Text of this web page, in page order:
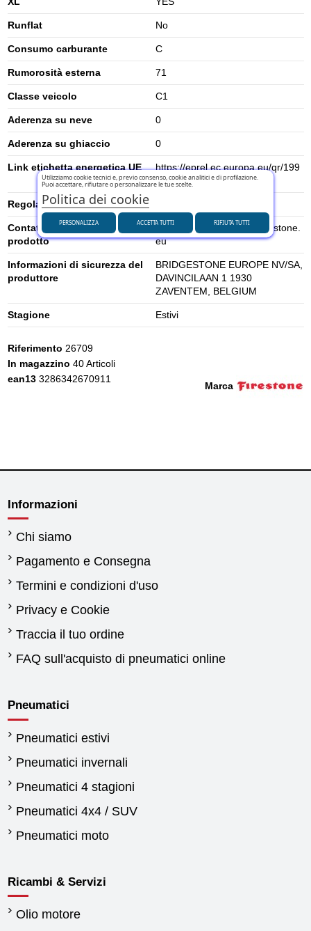
Runflat No
Consumo carburante C
Rumorosità esterna 71
Classe veicolo C1
Aderenza su neve 0
Aderenza su ghiaccio 0
Link etichetta energetica UE
https://eprel.ec.europa.eu/qr/199
2443
Regolamento UE (2020/740)
Contatti per la sicurezza del
prodotto
ccgrandescuentas@bridgestone.
eu
Informazioni di sicurezza del
produttore
BRIDGESTONE EUROPE NV/SA,
DAVINCILAAN 1 1930
ZAVENTEM, BELGIUM
Stagione Estivi
Marca
Riferimento 26709
In magazzino 40 Articoli
ean13 3286342670911
Informazioni
Chi siamo
Pagamento e Consegna
Termini e condizioni d'uso
Privacy e Cookie
Traccia il tuo ordine
FAQ sull'acquisto di pneumatici online
Pneumatici
Pneumatici estivi
Pneumatici invernali
Pneumatici 4 stagioni
Pneumatici 4x4 / SUV
Pneumatici moto
Ricambi & Servizi
Olio motore
Utilizziamo cookie tecnici e, previo consenso, cookie analitici e di profilazione.
Puoi accettare, rifiutare o personalizzare le tue scelte.
Politica dei cookie
PERSONALIZZA RIFIUTA TUTTI
ACCETTA TUTTI